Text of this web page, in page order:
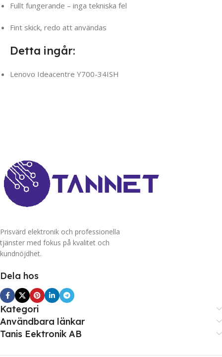
Fullt fungerande – inga tekniska fel
Fint skick, redo att användas
Detta ingår:
Lenovo Ideacentre Y700-34ISH
Prisvärd elektronik och professionella
tjänster med fokus på kvalitet och
kundnöjdhet.
Dela hos
Kategori
Användbara länkar
Tanis Eektronik AB